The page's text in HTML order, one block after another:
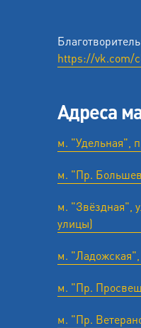
https://vk.com/
Адреса
м. "Удельная",
м. "Пр.
м. "Звёздная",
улицы)
м. "Ладожская",
м. "Пр.
м. "Пр.